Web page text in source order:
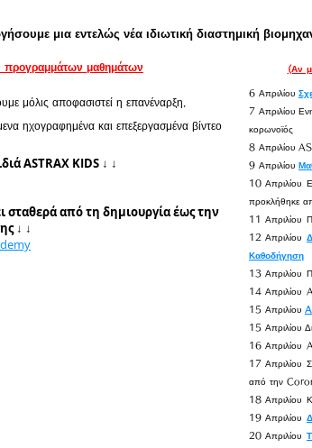
μια εντελώς νέα ιδιωτική διαστημική
προγραμμάτων μαθημάτων
μόλις αποφασιστεί η επανέναρξη.
ηχογραφημένα και επεξεργασμένα βίντεο
ASTRAX KIDS ↓ ↓
σταθερά από τη δημιουργία έως την
↓ ↓
(Αν
6 Απριλίου
7 Απριλίου
κορωνοϊός
8 Απριλίου
9 Απριλίου
10 Απριλίου
προκλήθηκε
11 Απριλίου
12 Απριλίου
Καθοδήγηση
13 Απριλίου
14 Απριλίου
15 Απριλίου
15 Απριλίου
16 Απριλίου
17 Απριλίου
από την
18 Απριλίου
19 Απριλίου
20 Απριλίου